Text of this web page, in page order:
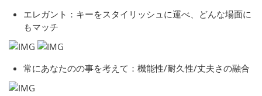
エレガント：キーをスタイリッシュに運べ、どんな場面に
もマッチ
常にあなたのの事を考えて：機能性/耐久性/丈夫さの融合